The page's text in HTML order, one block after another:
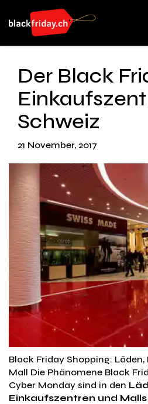
Der Black
Schweiz
21 November, 2017
Black Friday Shopping:
Mall Die Phänomene Black
Cyber Monday sind in den
Einkaufszentren und Malls